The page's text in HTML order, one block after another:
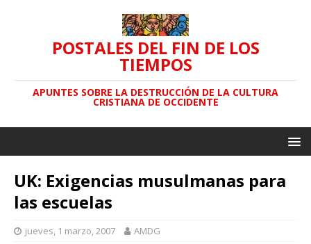
POSTALES DEL FIN DE LOS
TIEMPOS
APUNTES SOBRE LA DESTRUCCIÓN DE LA CULTURA
CRISTIANA DE OCCIDENTE
UK: Exigencias musulmanas para
las escuelas
jueves, 1 marzo, 2007 AMDG